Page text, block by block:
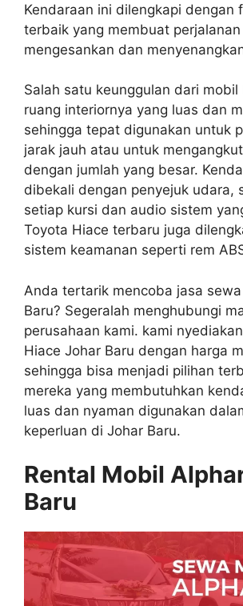
Kendaraan ini dilengkapi dengan
terbaik yang membuat
mengesankan dan
Salah satu keunggulan dari mobil
ruang interiornya yang luas dan
sehingga tepat digunakan untuk
jarak jauh atau untuk
dengan jumlah yang besar.
dibekali dengan penyejuk udara,
setiap kursi dan audio sistem
Toyota Hiace terbaru juga
sistem keamanan seperti rem
Anda tertarik mencoba jasa
Baru? Segeralah menghubungi
perusahaan kami. kami
Hiace Johar Baru dengan harga
sehingga bisa menjadi pilihan
mereka yang membutuhkan
luas dan nyaman digunakan
keperluan di Johar Baru.
Rental Mobil
Baru